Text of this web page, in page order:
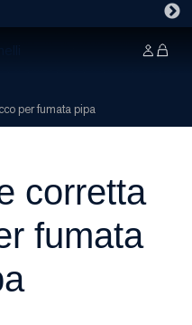
per fumata pipa
corretta
fumata